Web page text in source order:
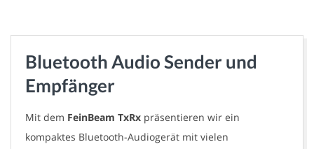
C
H
Bluetooth Audio Sender und
Empfänger
Mit dem FeinBeam TxRx präsentieren wir ein
kompaktes Bluetooth-Audiogerät mit vielen